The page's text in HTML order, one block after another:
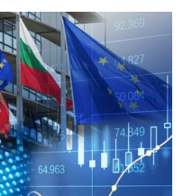
08-08-2026
την ημέρα για ένα
πλέον τον κίνδυνο
08-08-2026